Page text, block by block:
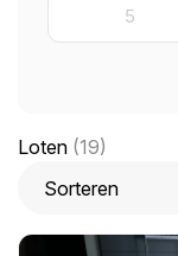
Loten (19)